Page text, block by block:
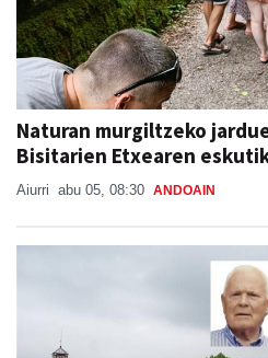
Naturan murgiltzeko
Bisitarien Etxearen
Aiurri abu 05, 08:30 ANDOAIN